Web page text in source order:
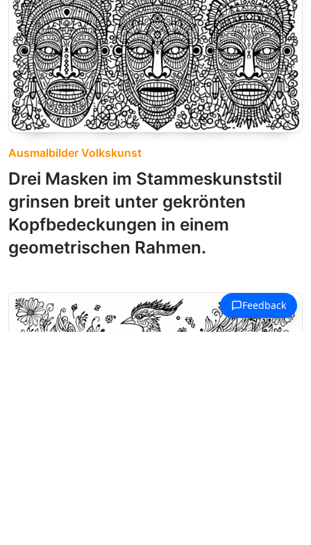
Ausmalbilder Volkskunst
Drei Masken im Stammeskunststil
grinsen breit unter gekrönten
Kopfbedeckungen in einem
geometrischen Rahmen.